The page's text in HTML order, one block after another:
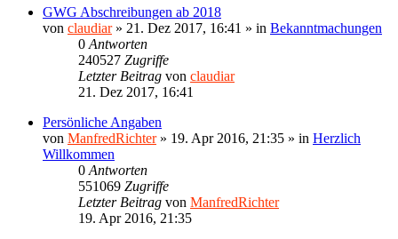
GWG Abschreibungen ab 2018
von claudiar» 21. Dez 2017, 16:41 » in Bekanntmachungen
0 Antworten
240527 Zugriffe
Letzter Beitrag von claudiar
21. Dez 2017, 16:41
Persönliche Angaben
von ManfredRichter» 19. Apr 2016, 21:35 » in Herzlich
Willkommen
0 Antworten
551069 Zugriffe
Letzter Beitrag von ManfredRichter
19. Apr 2016, 21:35